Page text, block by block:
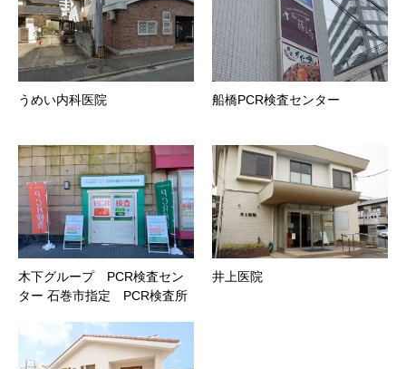
うめい内科医院 船橋PCR検査センター
木下グループ PCR検査セン
ター 石巻市指定 PCR検査所
井上医院